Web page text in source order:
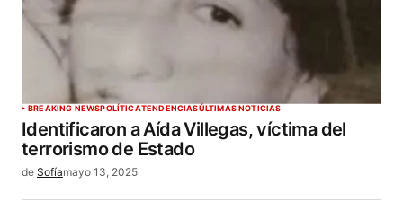
BREAKING NEWSPOLÍTICATENDENCIASÚLTIMAS NOTICIAS
Identificaron a Aída Villegas, víctima del
terrorismo de Estado
de Sofíamayo 13, 2025